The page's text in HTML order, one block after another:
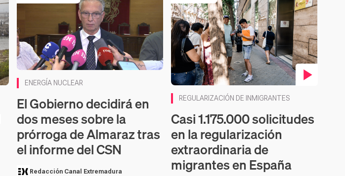
ENERGÍA NUCLEAR
El Gobierno decidirá en
dos meses sobre la
prórroga de Almaraz tras
el informe del CSN
Redacción Canal Extremadura
REGULARIZACIÓN DE INMIGRANTES
Casi 1.175.000 solicitudes
en la regularización
extraordinaria de
migrantes en España